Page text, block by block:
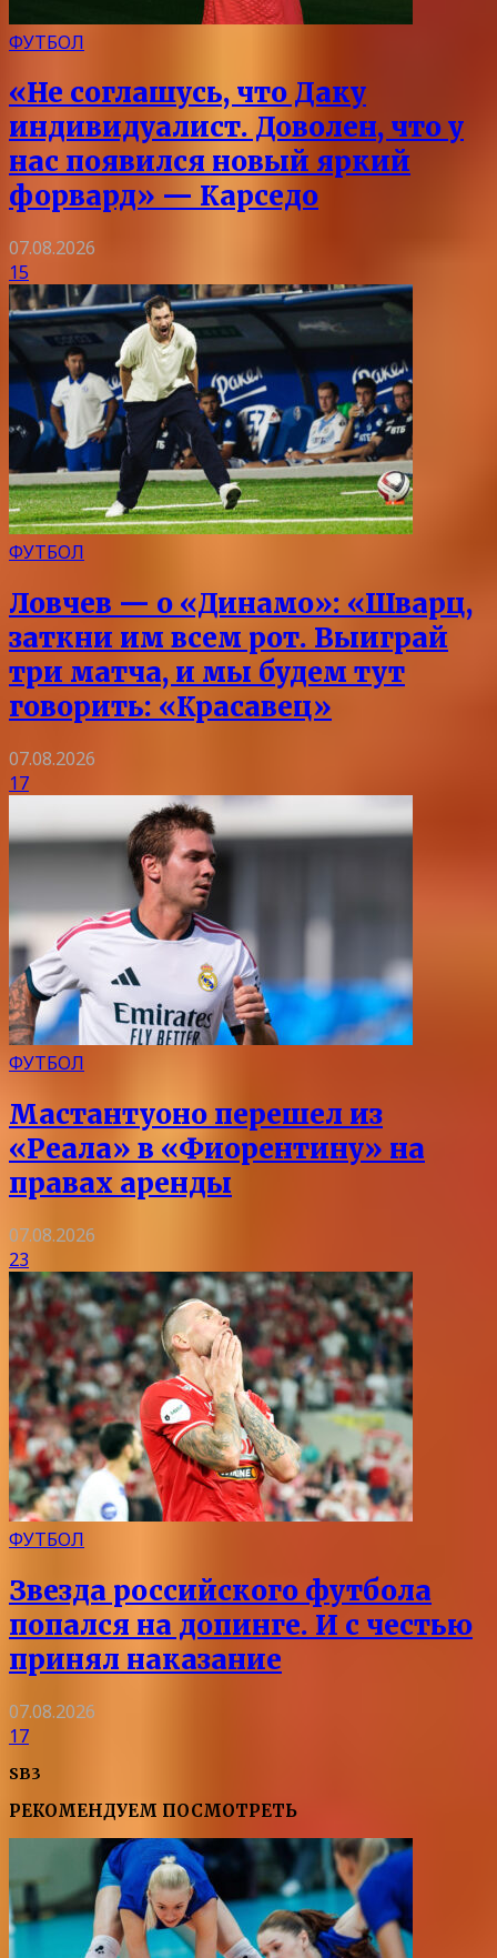
ФУТБОЛ
«Не соглашусь, что Даку
индивидуалист. Доволен, что у
нас появился новый яркий
форвард» — Карседо
07.08.2026
15
ФУТБОЛ
Ловчев — о «Динамо»: «Шварц,
заткни им всем рот. Выиграй
три матча, и мы будем тут
говорить: «Красавец»
07.08.2026
17
ФУТБОЛ
Мастантуоно перешел из
«Реала» в «Фиорентину» на
правах аренды
07.08.2026
23
ФУТБОЛ
Звезда российского футбола
попался на допинге. И с честью
принял наказание
07.08.2026
17
SB3
РЕКОМЕНДУЕМ ПОСМОТРЕТЬ